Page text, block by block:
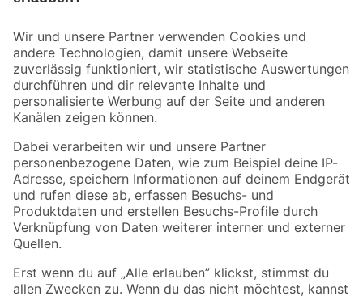
Der toom Newsletter: Keine Angebote und Aktionen mehr verpassen!
Zur Newsletter Anmeldung
Folge uns
Zahlungsarten Versandarten
Sicher einkaufen